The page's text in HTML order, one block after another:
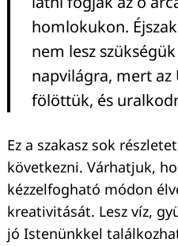
homlokukon.
nem lesz
napvilágra, mert
fölöttük, és
Ez a szakasz sok
következni. Várhatjuk,
kézzelfogható módon
kreativitását. Lesz víz,
jó Istenünkkel